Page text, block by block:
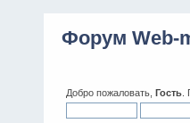
Форум Web-
Добро пожаловать, Гость